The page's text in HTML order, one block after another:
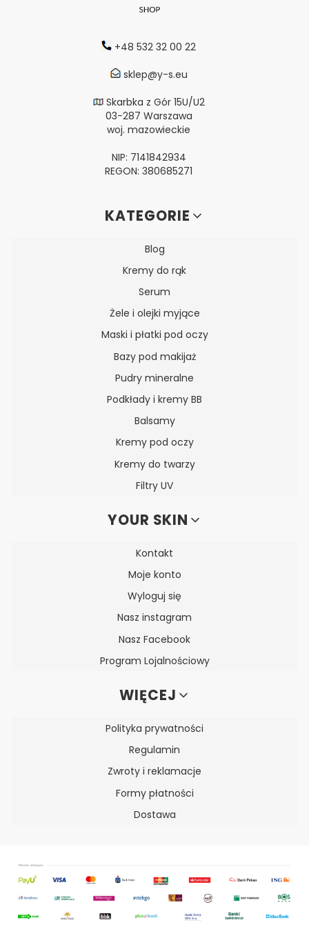
+48 532 32 00 22
sklep@y-s.eu
Skarbka z Gór 15U/U2
03-287 Warszawa
woj. mazowieckie
NIP: 7141842934
REGON: 380685271
Linki w stopceKATEGORIE
Blog
Kremy do rąk
Serum
Żele i olejki myjące
Maski i płatki pod oczy
Bazy pod makijaż
Pudry mineralne
Podkłady i kremy BB
Balsamy
Kremy pod oczy
Kremy do twarzy
Filtry UV
YOUR SKIN
Kontakt
Moje konto
Wyloguj się
Nasz instagram
Nasz Facebook
Program Lojalnościowy
WIĘCEJ
Polityka prywatności
Regulamin
Zwroty i reklamacje
Formy płatności
Dostawa